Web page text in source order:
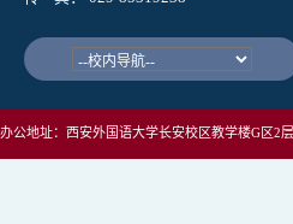
办公地址：西安外国语大学长安校区教学楼G